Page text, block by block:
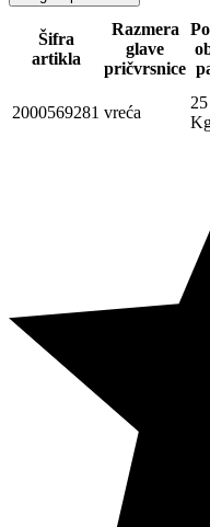
Šifra
artikla
Razmera
glave
pričvrsnice
2000569281 vreća
25